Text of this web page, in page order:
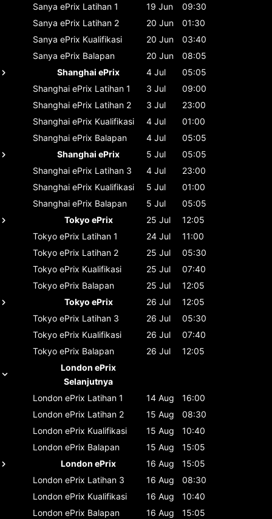
Sanya ePrix Latihan 1 19 Jun
09:30
Sanya ePrix Latihan 2 20 Jun
01:30
Sanya ePrix Kualifikasi 20 Jun
03:40
Sanya ePrix Balapan 20 Jun
08:05
Shanghai ePrix
4 Jul
05:05
Shanghai ePrix Latihan 1 3 Jul
09:00
Shanghai ePrix Latihan 2 3 Jul
23:00
Shanghai ePrix Kualifikasi 4 Jul
01:00
Shanghai ePrix Balapan 4 Jul
05:05
Shanghai ePrix
5 Jul
05:05
Shanghai ePrix Latihan 3 4 Jul
23:00
Shanghai ePrix Kualifikasi 5 Jul
01:00
Shanghai ePrix Balapan 5 Jul
05:05
Tokyo ePrix
25 Jul
12:05
Tokyo ePrix Latihan 1 24 Jul
11:00
Tokyo ePrix Latihan 2 25 Jul
05:30
Tokyo ePrix Kualifikasi 25 Jul
07:40
Tokyo ePrix Balapan 25 Jul
12:05
Tokyo ePrix
26 Jul
12:05
Tokyo ePrix Latihan 3 26 Jul
05:30
Tokyo ePrix Kualifikasi 26 Jul
07:40
Tokyo ePrix Balapan 26 Jul
12:05
London ePrix
Selanjutnya
London ePrix Latihan 1 14 Aug
16:00
London ePrix Latihan 2 15 Aug
08:30
London ePrix Kualifikasi 15 Aug
10:40
London ePrix Balapan 15 Aug
15:05
London ePrix
16 Aug
15:05
London ePrix Latihan 3 16 Aug
08:30
London ePrix Kualifikasi 16 Aug
10:40
London ePrix Balapan 16 Aug 15:05